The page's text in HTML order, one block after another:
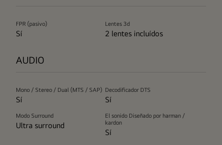
FPR (pasivo)
Sí
Lentes 3d
2 lentes incluídos
AUDIO
Mono / Stereo / Dual (MTS / SAP)
Sí
Decodificador DTS
Sí
Modo Surround
Ultra surround
El sonido Diseñado por harman /
kardon
Sí